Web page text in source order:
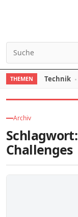
Search for:
THEMEN Technik
Archiv
Schlagwort:
Challenges